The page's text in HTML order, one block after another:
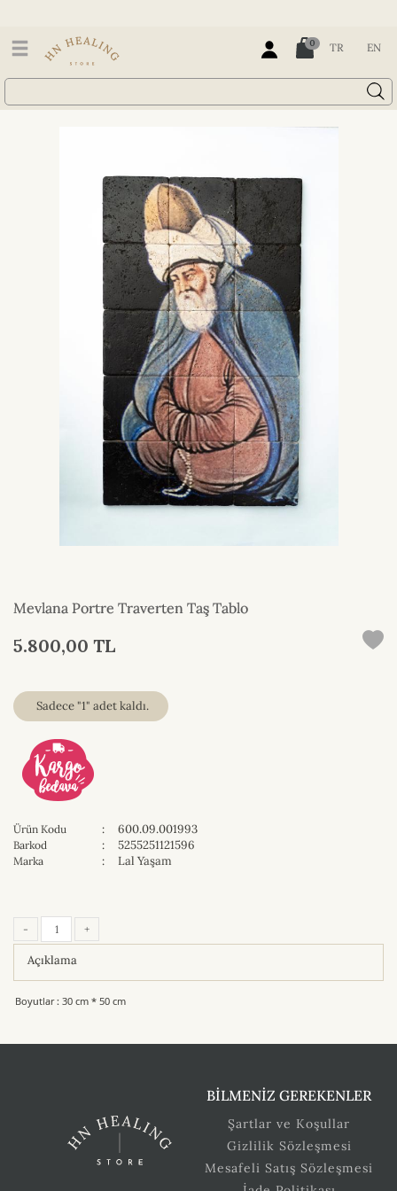
0 TR EN
Mevlana Portre Traverten Taş Tablo
5.800,00 TL
Sadece "1" adet kaldı.
Ürün Kodu : 600.09.001993
Barkod : 5255251121596
Marka : Lal Yaşam
- +
Açıklama
Boyutlar : 30 cm * 50 cm
BİLMENİZ GEREKENLER
Şartlar ve Koşullar
Gizlilik Sözleşmesi
Mesafeli Satış Sözleşmesi